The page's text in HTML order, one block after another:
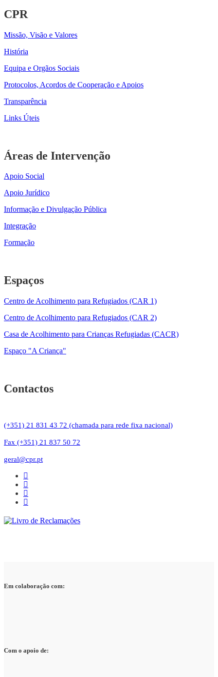
CPR
Missão, Visão e Valores
História
Equipa e Orgãos Sociais
Protocolos, Acordos de Cooperação e Apoios
Transparência
Links Úteis
Áreas de Intervenção
Apoio Social
Apoio Jurídico
Informação e Divulgação Pública
Integração
Formação
Espaços
Centro de Acolhimento para Refugiados (CAR 1)
Centro de Acolhimento para Refugiados (CAR 2)
Casa de Acolhimento para Crianças Refugiadas (CACR)
Espaço "A Criança"
Contactos
(+351) 21 831 43 72 (chamada para rede fixa nacional)
Fax (+351) 21 837 50 72
geral@cpr.pt
Em colaboração com:
Com o apoio de: